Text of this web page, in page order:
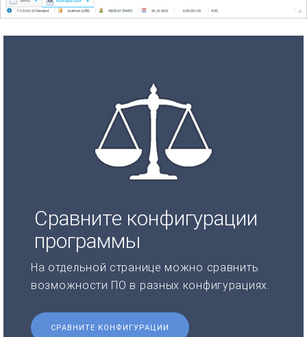
Сравните конфигурации
программы
На отдельной странице можно сравнить
возможности ПО в разных конфигурациях.
СРАВНИТЕ КОНФИГУРАЦИИ